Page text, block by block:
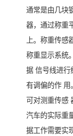
通常是由几块
器，通过称重
上。称重传
称重显示系统
据 信号线进行
有调偏的作 用
可对测重传感
汽车的实际重
据工作需要实